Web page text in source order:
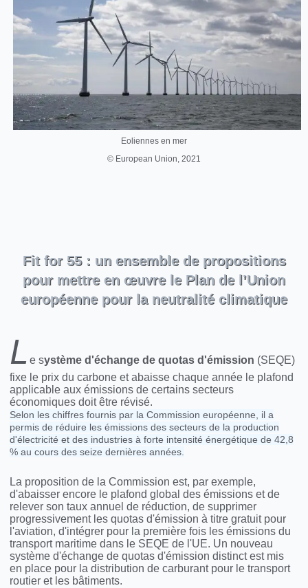
Eoliennes en mer
© European Union, 2021
Fit for 55 : un ensemble de propositions
pour mettre en œuvre le Plan de l’Union
européenne pour la neutralité climatique
Le système d'échange de quotas d'émission (SEQE)
fixe le prix du carbone et abaisse chaque année le plafond
applicable aux émissions de certains secteurs
économiques doit être révisé.
Selon les chiffres fournis par la Commission européenne, il a
permis de réduire les émissions des secteurs de la production
d'électricité et des industries à forte intensité énergétique de 42,8
% au cours des seize dernières années.
La proposition de la Commission est, par exemple,
d'abaisser encore le plafond global des émissions et de
relever son taux annuel de réduction, de supprimer
progressivement les quotas d'émission à titre gratuit pour
l'aviation, d'intégrer pour la première fois les émissions du
transport maritime dans le SEQE de l'UE. Un nouveau
système d'échange de quotas d'émission distinct est mis
en place pour la distribution de carburant pour le transport
routier et les bâtiments.